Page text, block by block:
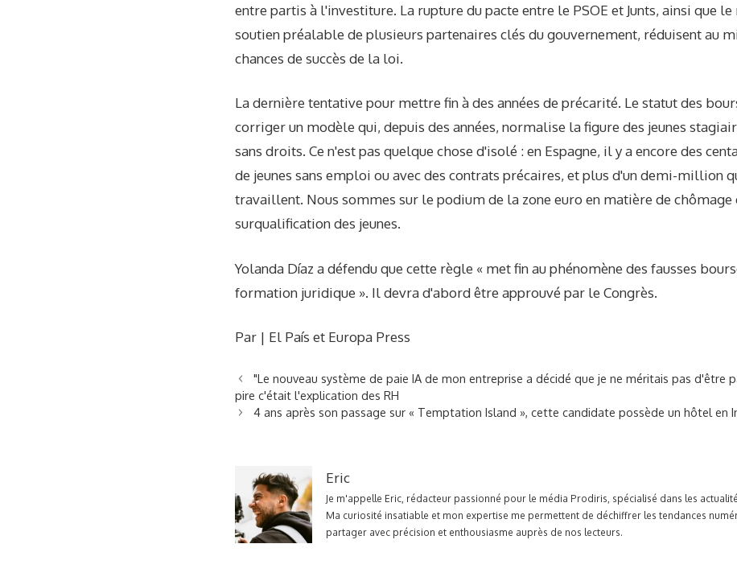
entre partis à l'investiture. La rupture du pacte entre le PSOE et Junts, ainsi que le
soutien préalable de plusieurs partenaires clés du gouvernement, réduisent au
chances de succès de la loi.
La dernière tentative pour mettre fin à des années de précarité. Le statut des
corriger un modèle qui, depuis des années, normalise la figure des jeunes
sans droits. Ce n'est pas quelque chose d'isolé : en Espagne, il y a encore des
de jeunes sans emploi ou avec des contrats précaires, et plus d'un demi-million
travaillent. Nous sommes sur le podium de la zone euro en matière de chômage
surqualification des jeunes.
Yolanda Díaz a défendu que cette règle « met fin au phénomène des fausses
formation juridique ». Il devra d'abord être approuvé par le Congrès.
Par | El País et Europa Press
"Le nouveau système de paie IA de mon entreprise a décidé que je ne méritais pas d'être
pire c'était l'explication des RH
4 ans après son passage sur « Temptation Island », cette candidate possède un hôtel en
Eric
Je m'appelle Eric, rédacteur passionné pour le média Prodiris, spécialisé dans les
Ma curiosité insatiable et mon expertise me permettent de déchiffrer les tendances
partager avec précision et enthousiasme auprès de nos lecteurs.